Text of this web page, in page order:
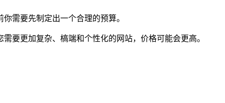
需要先制定出一个合理的预算。
要更加复杂、槁端和个性化的网站，价格可能会更高。